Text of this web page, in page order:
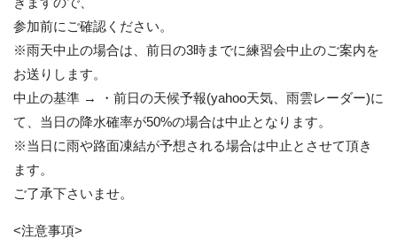
参加前にご確認ください。
※雨天中止の場合は、前日の3時までに練習会中止のご案内を
お送りします。
中止の基準 → ・前日の天候予報(yahoo天気、雨雲レーダー)に
て、当日の降水確率が50%の場合は中止となります。
※当日に雨や路面凍結が予想される場合は中止とさせて頂き
ます。
ご了承下さいませ。
<注意事項>